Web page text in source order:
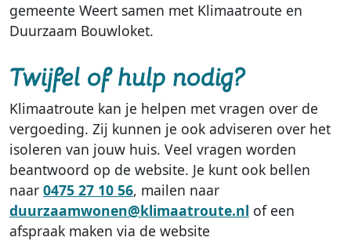
gemeente Weert samen met Klimaatroute en
Duurzaam Bouwloket.
Twijfel of hulp nodig?
Klimaatroute kan je helpen met vragen over de
vergoeding. Zij kunnen je ook adviseren over het
isoleren van jouw huis. Veel vragen worden
beantwoord op de website. Je kunt ook bellen
naar 0475 27 10 56, mailen naar
duurzaamwonen@klimaatroute.nl of een
afspraak maken via de website